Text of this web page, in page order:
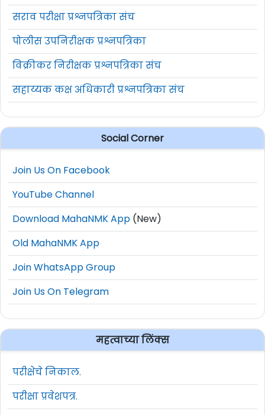
सराव परीक्षा प्रश्नपत्रिका संच
पोलीस उपनिरीक्षक प्रश्नपत्रिका
विक्रीकर निरीक्षक प्रश्नपत्रिका संच
सहाय्यक कक्ष अधिकारी प्रश्नपत्रिका संच
Social Corner
Join Us On Facebook
YouTube Channel
Download MahaNMK App (New)
Old MahaNMK App
Join WhatsApp Group
Join Us On Telegram
महत्वाच्या लिंक्स
परीक्षेचे निकाल.
परीक्षा प्रवेशपत्र.